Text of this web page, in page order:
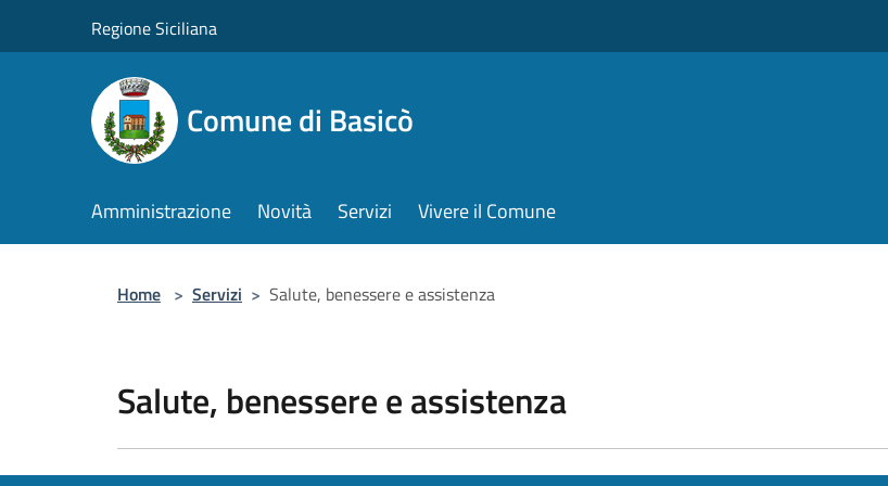
Regione Siciliana
Comune di Basicò
Amministrazione Novità Servizi Vivere il Comune
Home > Servizi > Salute, benessere e assistenza
Salute, benessere e assistenza